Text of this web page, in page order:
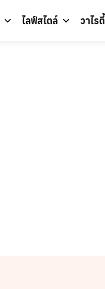
ไลฟ์สไตล์ วาไรตี้